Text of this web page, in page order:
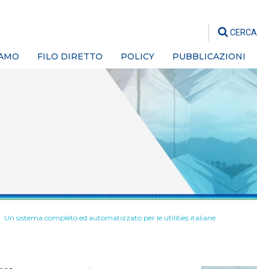
CERCA
FILO DIRETTO POLICY PUBBLICAZIONI
Un sistema completo ed automatizzato per le utilities italiane